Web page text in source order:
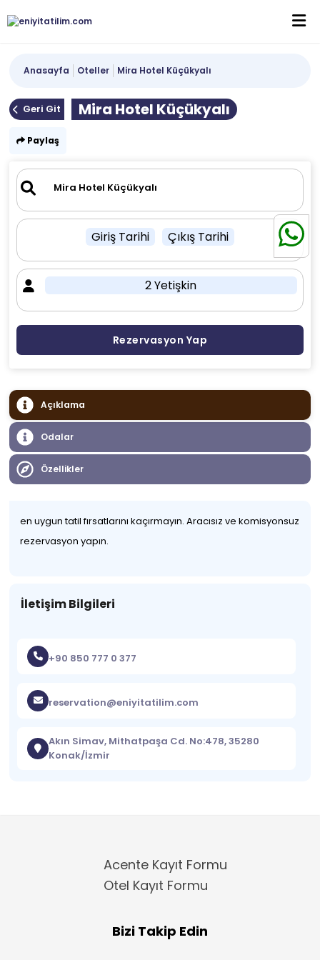
Anasayfa Oteller Mira Hotel Küçükyalı
Geri Git Mira Hotel Küçükyalı
Paylaş
Giriş Tarihi Çıkış Tarihi
2 Yetişkin
Rezervasyon Yap
Açıklama
Odalar
Özellikler
en uygun tatil fırsatlarını kaçırmayın. Aracısız ve komisyonsuz
rezervasyon yapın.
İletişim Bilgileri
+90 850 777 0 377
reservation@eniyitatilim.com
Akın Simav, Mithatpaşa Cd. No:478, 35280
Konak/İzmir
Acente Kayıt Formu
Otel Kayıt Formu
Bizi Takip Edin